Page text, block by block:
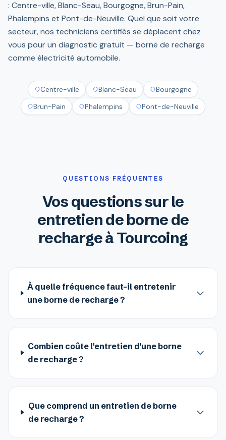
: Centre-ville, Blanc-Seau, Bourgogne, Brun-Pain,
Phalempins et Pont-de-Neuville. Quel que soit votre
secteur, nos techniciens certifiés se déplacent chez
vous pour un diagnostic gratuit — borne de recharge
comme électricité automobile.
Centre-ville Blanc-Seau
Bourgogne
Brun-Pain
Phalempins Pont-de-Neuville
QUESTIONS FRÉQUENTES
Vos questions sur le
entretien de borne de
recharge à Tourcoing
À quelle fréquence faut-il entretenir
une borne de recharge ?
Combien coûte l'entretien d'une borne
de recharge ?
Que comprend un entretien de borne
de recharge ?